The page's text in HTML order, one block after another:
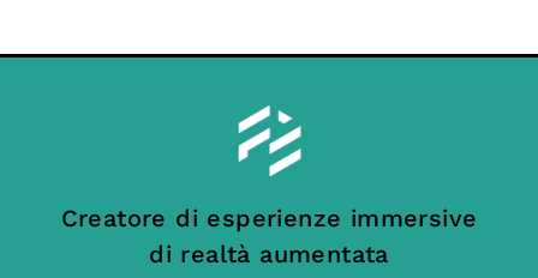
Creatore di esperienze immersive
di realtà aumentata